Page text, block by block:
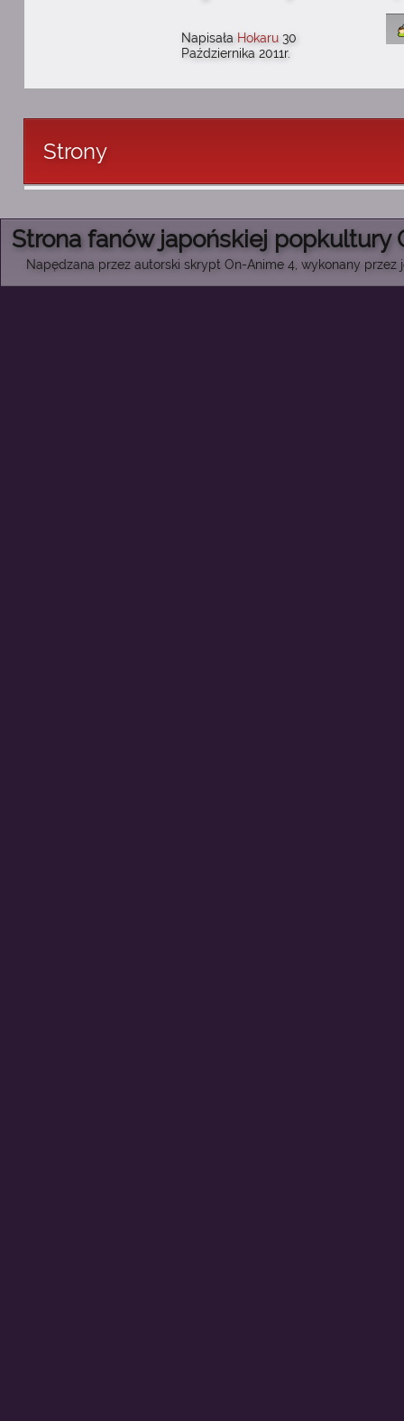
Napisała Hokaru 30
Października 2011r.
Strony
Strona fanów japońskiej popkultury
Napędzana przez autorski skrypt On-Anime 4, wykonany przez